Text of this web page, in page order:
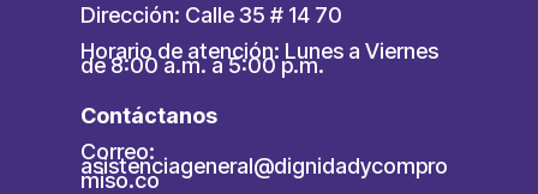
Dirección: Calle 35 # 14 70
Horario de atención: Lunes a Viernes
de 8:00 a.m. a 5:00 p.m.
Contáctanos
Correo:
asistenciageneral@dignidadycompro
miso.co